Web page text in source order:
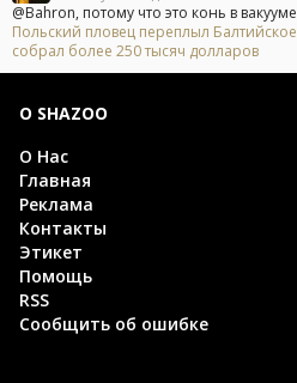
@Bahron, потому что это конь в
Польский пловец переплыл
собрал более 250 тысяч долларов
О SHAZOO
О Нас
Главная
Реклама
Контакты
Этикет
Помощь
RSS
Сообщить об ошибке